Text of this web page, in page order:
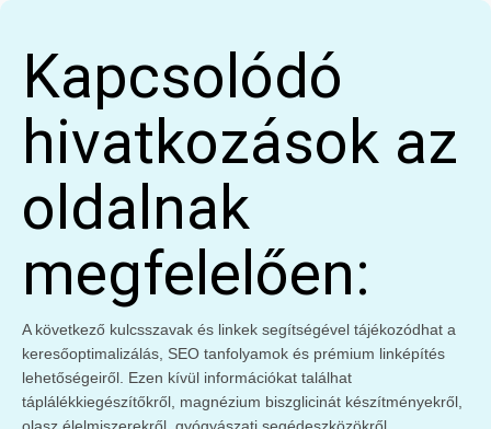
Kapcsolódó
hivatkozások az
oldalnak
megfelelően:
A következő kulcsszavak és linkek segítségével tájékozódhat a
keresőoptimalizálás, SEO tanfolyamok és prémium linképítés
lehetőségeiről. Ezen kívül információkat találhat
táplálékkiegészítőkről, magnézium biszglicinát készítményekről,